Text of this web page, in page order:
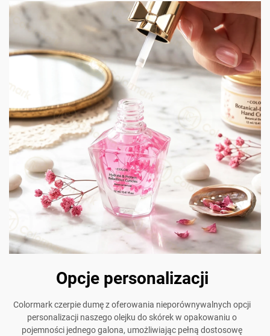
Opcje personalizacji
Colormark czerpie dumę z oferowania nieporównywalnych opcji
personalizacji naszego olejku do skórek w opakowaniu o
pojemności jednego galona, umożliwiając pełną dostosowę